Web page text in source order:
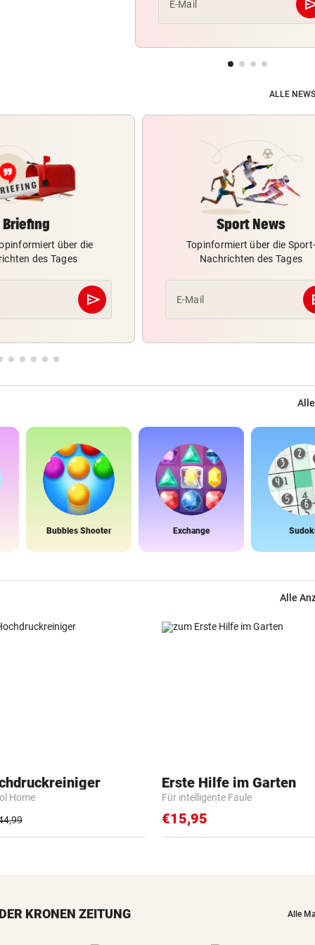
E-Mail
ALLE
Briefing
über die
des Tages
send
Abschicken
Sport News
Topinformiert über die Sport-
Nachrichten des Tages
E-Mail
Bubbles Shooter Exchange
Alle
Home
Erste Hilfe im Garten
Für intelligente Faule
€15,95
KRONEN ZEITUNG Alle